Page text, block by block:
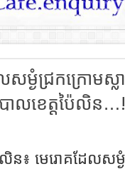
ម្ងំជ្រកក្រោមស្ល
ាលខេត្តប៉ៃលិន
លិន៖ មេរោគដែលសម្